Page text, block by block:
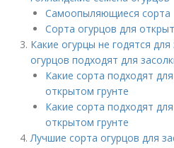
Самоопыляющиеся сорта
Сорта огурцов для
Какие огурцы не годятся
огурцов подходят для
Какие сорта подходят
открытом грунте
Какие сорта подходят
открытом грунте
Лучшие сорта огурцов для